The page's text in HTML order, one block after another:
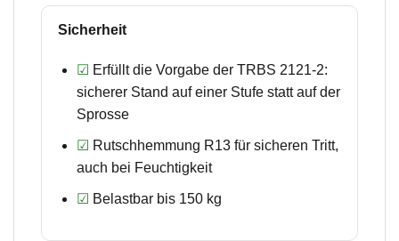
Sicherheit
☑ Erfüllt die Vorgabe der TRBS 2121-2:
sicherer Stand auf einer Stufe statt auf der
Sprosse
☑ Rutschhemmung R13 für sicheren Tritt,
auch bei Feuchtigkeit
☑ Belastbar bis 150 kg